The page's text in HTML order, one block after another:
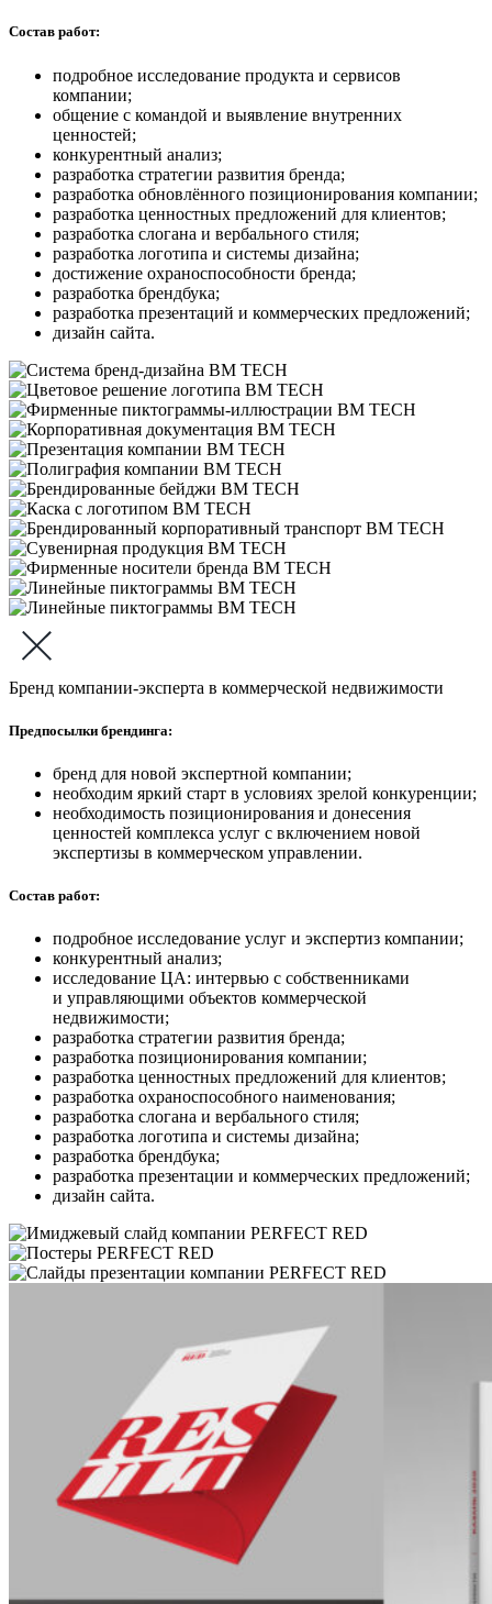
Состав работ:
подробное исследование продукта и сервисов
компании;
общение с командой и выявление внутренних
ценностей;
конкурентный анализ;
разработка стратегии развития бренда;
разработка обновлённого позиционирования компании;
разработка ценностных предложений для клиентов;
разработка слогана и вербального стиля;
разработка логотипа и системы дизайна;
достижение охраноспособности бренда;
разработка брендбука;
разработка презентаций и коммерческих предложений;
дизайн сайта.
Бренд компании-эксперта в коммерческой недвижимости
Предпосылки брендинга:
бренд для новой экспертной компании;
необходим яркий старт в условиях зрелой конкуренции;
необходимость позиционирования и донесения
ценностей комплекса услуг с включением новой
экспертизы в коммерческом управлении.
Состав работ:
подробное исследование услуг и экспертиз компании;
конкурентный анализ;
исследование ЦА: интервью с собственниками
и управляющими объектов коммерческой
недвижимости;
разработка стратегии развития бренда;
разработка позиционирования компании;
разработка ценностных предложений для клиентов;
разработка охраноспособного наименования;
разработка слогана и вербального стиля;
разработка логотипа и системы дизайна;
разработка брендбука;
разработка презентации и коммерческих предложений;
дизайн сайта.